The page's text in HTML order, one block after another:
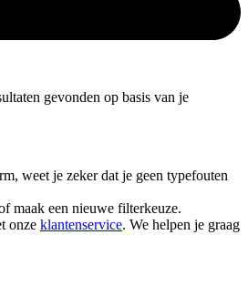
gevonden op basis van je
weet je zeker dat je geen typefouten
maak een nieuwe filterkeuze.
onze klantenservice. We helpen je graag